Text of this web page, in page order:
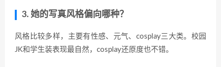
3. 她的写真风格偏向哪种？
风格比较多样，主要有性感、元气、cosplay三大类。校园
JK和学生装表现最自然，cosplay还原度也不错。